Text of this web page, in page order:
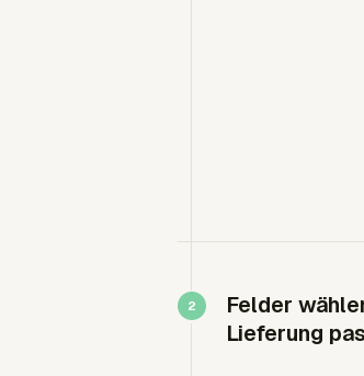
Felder
Lieferung